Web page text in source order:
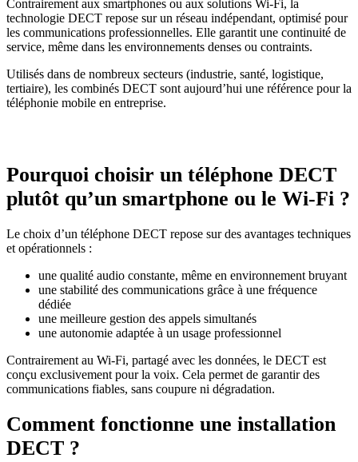
Contrairement aux smartphones ou aux solutions Wi-Fi, la
technologie DECT repose sur un réseau indépendant, optimisé pour
les communications professionnelles. Elle garantit une continuité de
service, même dans les environnements denses ou contraints.
Utilisés dans de nombreux secteurs (industrie, santé, logistique,
tertiaire), les combinés DECT sont aujourd’hui une référence pour la
téléphonie mobile en entreprise.
Pourquoi choisir un téléphone DECT
plutôt qu’un smartphone ou le Wi-Fi ?
Le choix d’un téléphone DECT repose sur des avantages techniques
et opérationnels :
une qualité audio constante, même en environnement bruyant
une stabilité des communications grâce à une fréquence
dédiée
une meilleure gestion des appels simultanés
une autonomie adaptée à un usage professionnel
Contrairement au Wi-Fi, partagé avec les données, le DECT est
conçu exclusivement pour la voix. Cela permet de garantir des
communications fiables, sans coupure ni dégradation.
Comment fonctionne une installation
DECT ?